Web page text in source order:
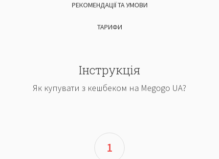
РЕКОМЕНДАЦІЇ ТА УМОВИ
ТАРИФИ
Інструкція
Як купувати з кешбеком на Megogo UA?
1